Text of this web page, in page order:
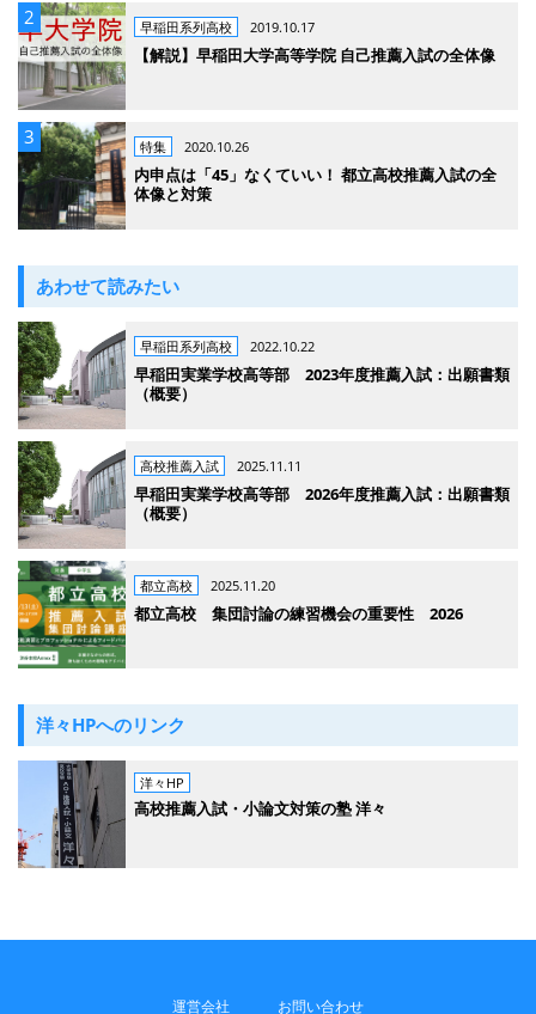
早稲田系列高校 2019.10.17
【解説】早稲田大学高等学院 自己推薦入試の全体像
特集 2020.10.26
内申点は「45」なくていい！ 都立高校推薦入試の全
体像と対策
あわせて読みたい
早稲田系列高校 2022.10.22
早稲田実業学校高等部 2023年度推薦入試：出願書類
（概要）
高校推薦入試 2025.11.11
早稲田実業学校高等部 2026年度推薦入試：出願書類
（概要）
都立高校 2025.11.20
都立高校 集団討論の練習機会の重要性 2026
洋々HPへのリンク
洋々HP
高校推薦入試・小論文対策の塾 洋々
運営会社 お問い合わせ